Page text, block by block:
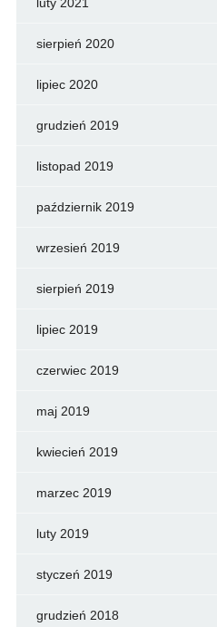
sierpień 2020
lipiec 2020
grudzień 2019
listopad 2019
październik 2019
wrzesień 2019
sierpień 2019
lipiec 2019
czerwiec 2019
maj 2019
kwiecień 2019
marzec 2019
luty 2019
styczeń 2019
grudzień 2018